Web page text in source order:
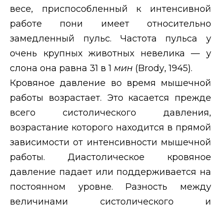
весе, приспособленный к интенсивной
работе пони имеет относительно
замедленный пульс. Частота пульса у
очень крупных животных невелика — у
слона она равна 31 в 1 мин (Brody, 1945).
Кровяное давление во время мышечной
работы возрастает. Это касается прежде
всего систолического давления,
возрастание которого находится в прямой
зависимости от интенсивности мышечной
работы. Диастолическое кровяное
давление падает или поддерживается на
постоянном уровне. Разность между
величинами систолического и